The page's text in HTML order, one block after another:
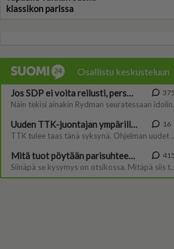
klassikon parissa